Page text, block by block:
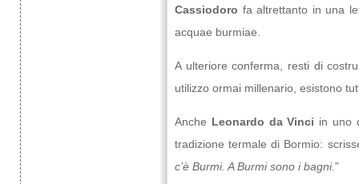
Cassiodoro fa altrettanto in una
acquae burmiae.
A ulteriore conferma, resti di
utilizzo ormai millenario, esistono
Anche Leonardo da Vinci in uno
tradizione termale di Bormio:
c’è Burmi. A Burmi sono i bagni.”